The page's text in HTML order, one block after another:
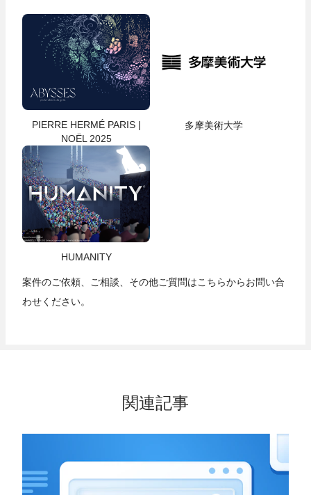
PIERRE HERMÉ PARIS |
NOËL 2025
多摩美術大学
HUMANITY
案件のご依頼、ご相談、その他ご質問はこちらからお問い合
わせください。
関連記事